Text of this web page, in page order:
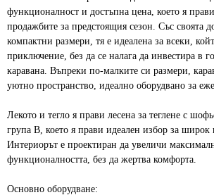
функционалност и достъпна цена, което я
продажбите за предстоящия сезон. Със своята
компактни размери, тя е идеалена за всеки,
приключение, без да се налага да инвестира в
каравана. Въпреки по-малките си размери,
уютно пространство, идеално оборудвано за
Лекото и тегло я прави лесена за теглене с
група B, което я прави идеален избор за широк
Интериорът е проектиран да увеличи
функционалността, без да жертва комфорта.
Основно оборудване: